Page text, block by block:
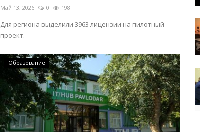
Май 13, 2026 0 198
Для региона выделили 3963 лицензии на пилотный
проект.
Образование